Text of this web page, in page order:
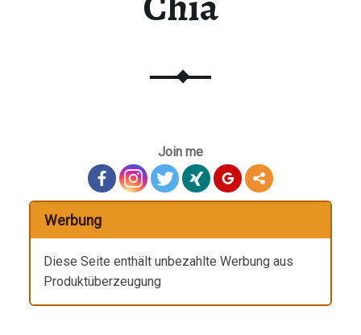
Join me
Werbung
Diese Seite enthält unbezahlte Werbung aus
Produktüberzeugung